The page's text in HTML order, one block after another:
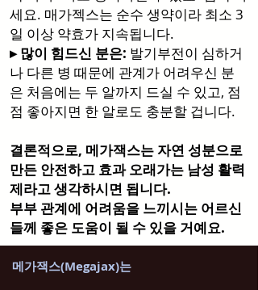
세요. 매가젝스는 순수 생약이라 최소 3
일 이상 약효가 지속됩니다.
▸ 많이 힘드신 분은: 발기부전이 심하거
나 다른 병 때문에 관계가 어려우신 분
은 처음에는 두 알까지 드실 수 있고, 점
점 좋아지면 한 알로도 충분할 겁니다.
결론적으로, 메가잭스는 자연 성분으로
만든 안전하고 효과 오래가는 남성 활력
제라고 생각하시면 됩니다.
부부 관계에 어려움을 느끼시는 어르신
들께 좋은 도움이 될 수 있을 거예요.
메가잭스(Megajax)는